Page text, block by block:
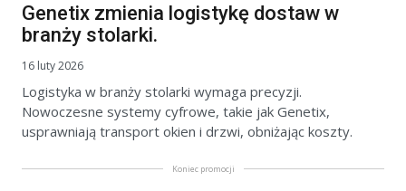
Genetix zmienia logistykę dostaw w
branży stolarki.
16 luty 2026
Logistyka w branży stolarki wymaga precyzji.
Nowoczesne systemy cyfrowe, takie jak Genetix,
usprawniają transport okien i drzwi, obniżając koszty.
Koniec promocji